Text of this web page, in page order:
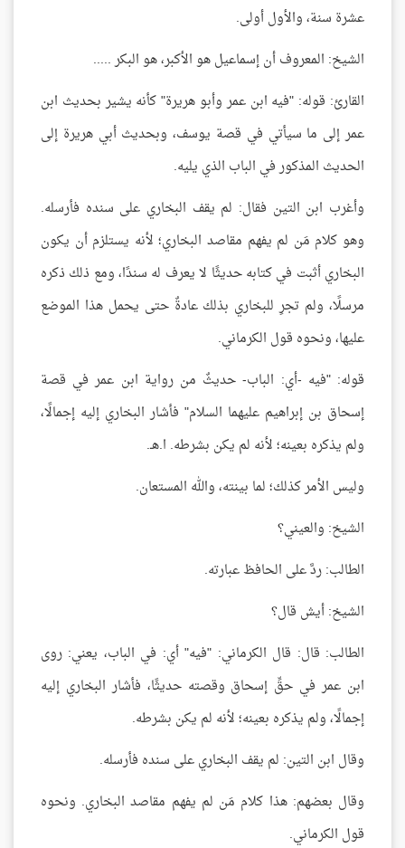
عشرة سنة، والأول أولى.
الشيخ: المعروف أن إسماعيل هو الأكبر، هو البكر .....
القارئ: قوله: "فيه ابن عمر وأبو هريرة" كأنه يشير بحديث ابن
عمر إلى ما سيأتي في قصة يوسف، وبحديث أبي هريرة إلى
الحديث المذكور في الباب الذي يليه.
وأغرب ابن التين فقال: لم يقف البخاري على سنده فأرسله.
وهو كلام مَن لم يفهم مقاصد البخاري؛ لأنه يستلزم أن يكون
البخاري أثبت في كتابه حديثًا لا يعرف له سندًا، ومع ذلك ذكره
مرسلًا، ولم تجرِ للبخاري بذلك عادةٌ حتى يحمل هذا الموضع
عليها، ونحوه قول الكرماني.
قوله: "فيه -أي: الباب- حديثٌ من رواية ابن عمر في قصة
إسحاق بن إبراهيم عليهما السلام" فأشار البخاري إليه إجمالًا،
ولم يذكره بعينه؛ لأنه لم يكن بشرطه. ا.هـ.
وليس الأمر كذلك؛ لما بينته، والله المستعان.
الشيخ: والعيني؟
الطالب: ردَّ على الحافظ عبارته.
الشيخ: أيش قال؟
الطالب: قال: قال الكرماني: "فيه" أي: في الباب، يعني: روى
ابن عمر في حقِّ إسحاق وقصته حديثًا، فأشار البخاري إليه
إجمالًا، ولم يذكره بعينه؛ لأنه لم يكن بشرطه.
وقال ابن التين: لم يقف البخاري على سنده فأرسله.
وقال بعضهم: هذا كلام مَن لم يفهم مقاصد البخاري. ونحوه
قول الكرماني.